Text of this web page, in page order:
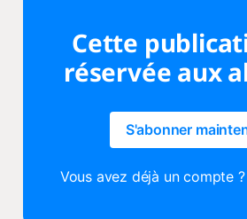
Cette
réservée aux
S'abonner
Vous avez déjà un compte ?